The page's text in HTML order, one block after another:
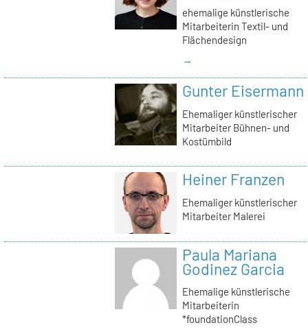
ehemalige künstlerische
Mitarbeiterin Textil- und
Flächendesign
→
Gunter Eisermann
Ehemaliger künstlerischer
Mitarbeiter Bühnen- und
Kostümbild
Heiner Franzen
Ehemaliger künstlerischer
Mitarbeiter Malerei
Paula Mariana
Godinez Garcia
Ehemalige künstlerische
Mitarbeiterin
*foundationClass